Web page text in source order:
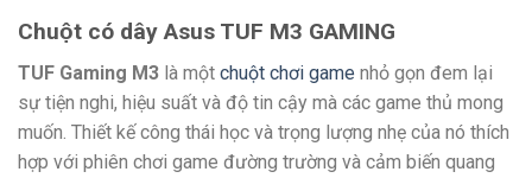
Chuột có dây Asus TUF M3 GAMING
TUF Gaming M3 là một chuột chơi game nhỏ gọn đem lại
sự tiện nghi, hiệu suất và độ tin cậy mà các game thủ mong
muốn. Thiết kế công thái học và trọng lượng nhẹ của nó thích
hợp với phiên chơi game đường trường và cảm biến quang